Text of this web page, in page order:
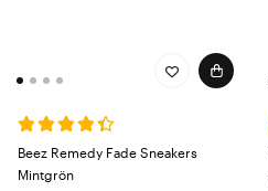
Beez Remedy Fade Sneakers
Mintgrön